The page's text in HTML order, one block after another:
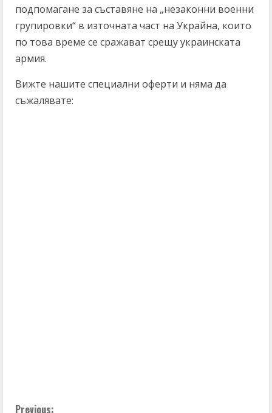
подпомагане за съставяне на „незаконни военни
групировки“ в източната част на Украйна, които
по това време се сражават срещу украинската
армия.
Вижте нашите специални оферти и няма да
съжалявате:
Previous: